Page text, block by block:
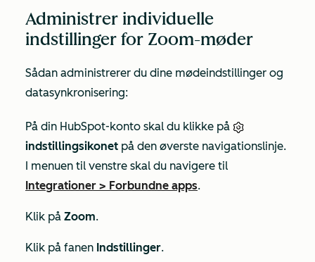
Administrer individuelle
indstillinger for Zoom-møder
Sådan administrerer du dine mødeindstillinger og
datasynkronisering:
På din HubSpot-konto skal du klikke på
indstillingsikonet på den øverste navigationslinje.
I menuen til venstre skal du navigere til
Integrationer > Forbundne apps.
Klik på Zoom.
Klik på fanen Indstillinger.